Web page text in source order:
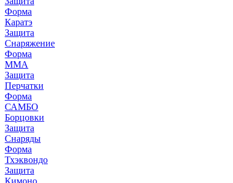
Форма
Каратэ
Защита
Снаряжение
Форма
ММА
Защита
Перчатки
Форма
САМБО
Борцовки
Защита
Снаряды
Форма
Тхэквондо
Защита
Кимоно